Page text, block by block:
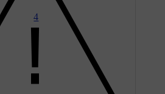
4